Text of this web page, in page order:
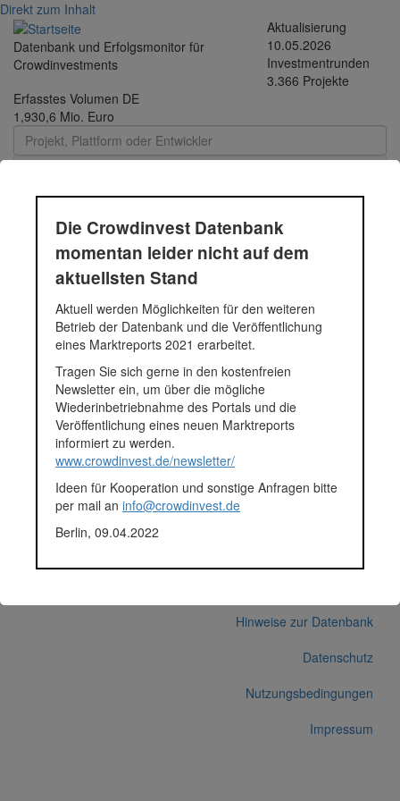
Direkt zum Inhalt
Datenbank und Erfolgsmonitor für
Crowdinvestments
Aktualisierung
10.05.2026
Investmentrunden
3.366 Projekte
Erfasstes Volumen DE
1,930,6 Mio. Euro
Durchschnittsprojekt
05.-12.2018 - 225 |
Funding Circle Kredit |
2018
Durchschnittsprojekt 05.-12.2018
Fundingsumme
61.895 Euro
Segment
Unternehmen
Anlagestatus
Nicht ausgewiesen
Plattform
Hinweise zur Datenbank
Datenschutz
Nutzungsbedingungen
Impressum
Die Crowdinvest Datenbank
momentan leider nicht auf dem
aktuellsten Stand
Aktuell werden Möglichkeiten für den weiteren
Betrieb der Datenbank und die Veröffentlichung
eines Marktreports 2021 erarbeitet.
Tragen Sie sich gerne in den kostenfreien
Newsletter ein, um über die mögliche
Wiederinbetriebnahme des Portals und die
Veröffentlichung eines neuen Marktreports
informiert zu werden.
www.crowdinvest.de/newsletter/
Ideen für Kooperation und sonstige Anfragen bitte
per mail an info@crowdinvest.de
Berlin, 09.04.2022